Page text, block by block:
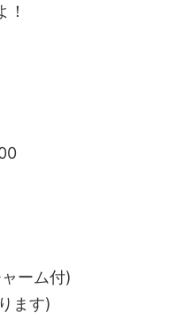
ーム付)
ます)